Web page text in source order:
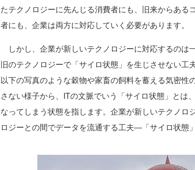
たテクノロジーに先んじる消費者にも、旧来からある
者にも、企業は両方に対応していく必要があります。
しかし、企業が新しいテクノロジーに対応するのは
旧のテクノロジーで「サイロ状態」を生じさせない工
以下の写真のような穀物や家畜の飼料を蓄える気密性
さない様子から、ITの文脈でいう「サイロ状態」とは
なってしまう状態を指します。企業が新しいテクノロ
ロジーとの間でデータを流通する工夫―「サイロ状態